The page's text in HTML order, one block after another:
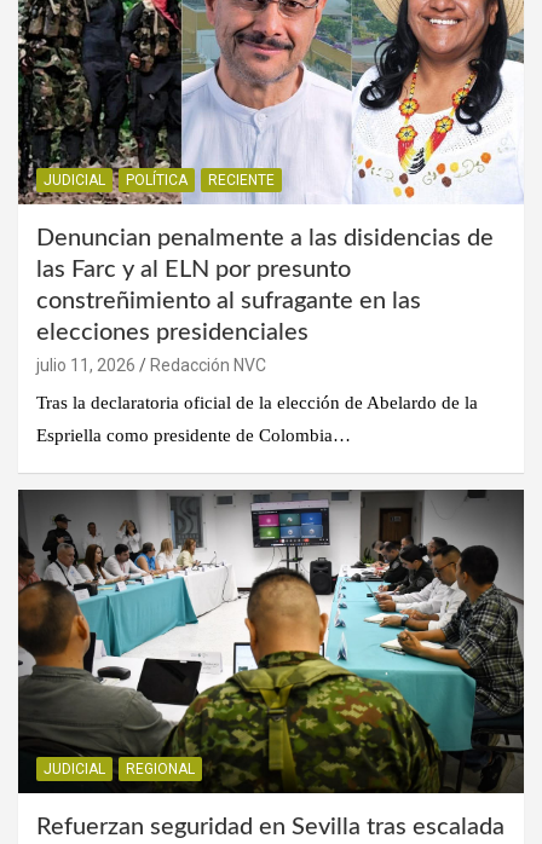
JUDICIAL POLÍTICA RECIENTE
Denuncian penalmente a las disidencias de
las Farc y al ELN por presunto
constreñimiento al sufragante en las
elecciones presidenciales
julio 11, 2026
Redacción NVC
Tras la declaratoria oficial de la elección de Abelardo de la
Espriella como presidente de Colombia…
JUDICIAL REGIONAL
Refuerzan seguridad en Sevilla tras escalada